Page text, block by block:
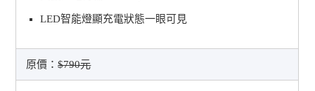
LED智能燈顯充電狀態一眼可見
原價：$790元